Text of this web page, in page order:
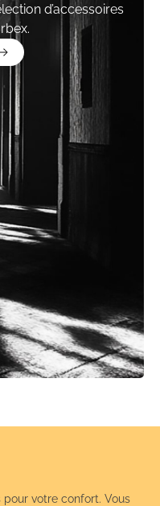
d’accessoires
pour votre confort. Vous